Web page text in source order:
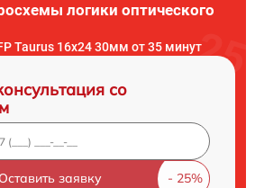
логики оптического
Taurus 16x24 30мм от 35 минут
со
Оставить заявку